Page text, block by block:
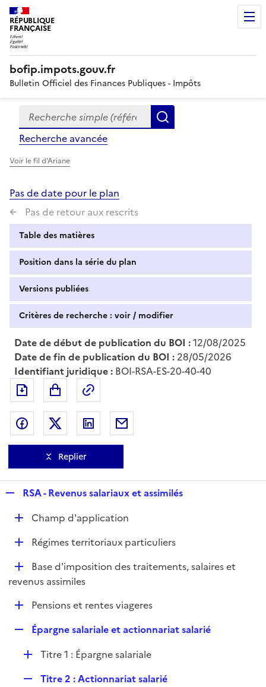
RÉPUBLIQUE
FRANÇAISE
bofip.impots.gouv.fr
Bulletin Officiel des Finances Publiques - Impôts
Formulaire
de
recherche
Recherche simple (références, mots clés, partie du
Recherche avancée
Voir le fil d'Ariane
Pas de date pour le plan
Pas de retour aux rescrits
Table des matières
Position dans la série du plan
Versions publiées
Critères de recherche : voir / modifier
Date de début de publication du BOI :12/08/2025
Date de fin de publication du BOI : 28/05/2026
Identifiant juridique : BOI-RSA-ES-20-40-40
Exporter le document au format pdf
Partager sur Facebook
Partager sur Twitter
Partager sur LinkedIn
Replier
p
l
i
e
r
RSA - Revenus salariaux et assimilés
D
e
Champ d'application
D
l
Régimes territoriaux particuliers
D
é
r
Base d'imposition des traitements, salaires et
revenus assimiles
D
l
i
e
Pensions et rentes viageres
p
Épargne salariale et actionnariat salarié
DTitre 1 : Épargne salariale
Titre 2 : Actionnariat salarié